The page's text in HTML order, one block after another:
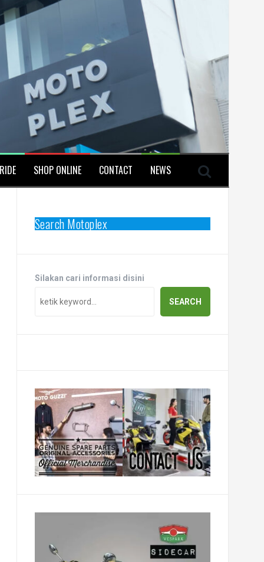
SHOP ONLINE CONTACT NEWS
Search Motoplex
Silakan cari informasi disini
SEARCH